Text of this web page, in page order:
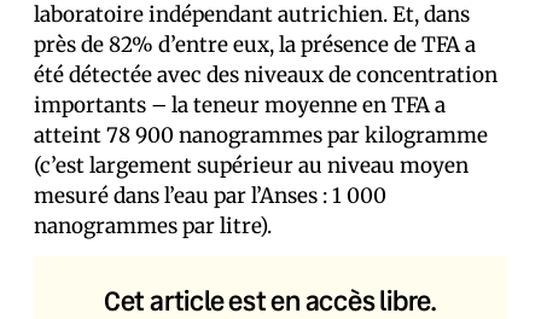
laboratoire indépendant autrichien. Et, dans
près de 82% d’entre eux, la présence de TFA a
été détectée avec des niveaux de concentration
importants – la teneur moyenne en TFA a
atteint 78 900 nanogrammes par kilogramme
(c’est largement supérieur au niveau moyen
mesuré dans l’eau par l’Anses : 1 000
nanogrammes par litre).
Cet article est en accès libre.